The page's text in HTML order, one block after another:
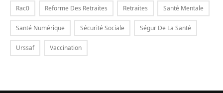
Rac0 Reforme Des Retraites Retraites Santé Mentale
Santé Numérique Sécurité Sociale Ségur De La Santé
Urssaf Vaccination